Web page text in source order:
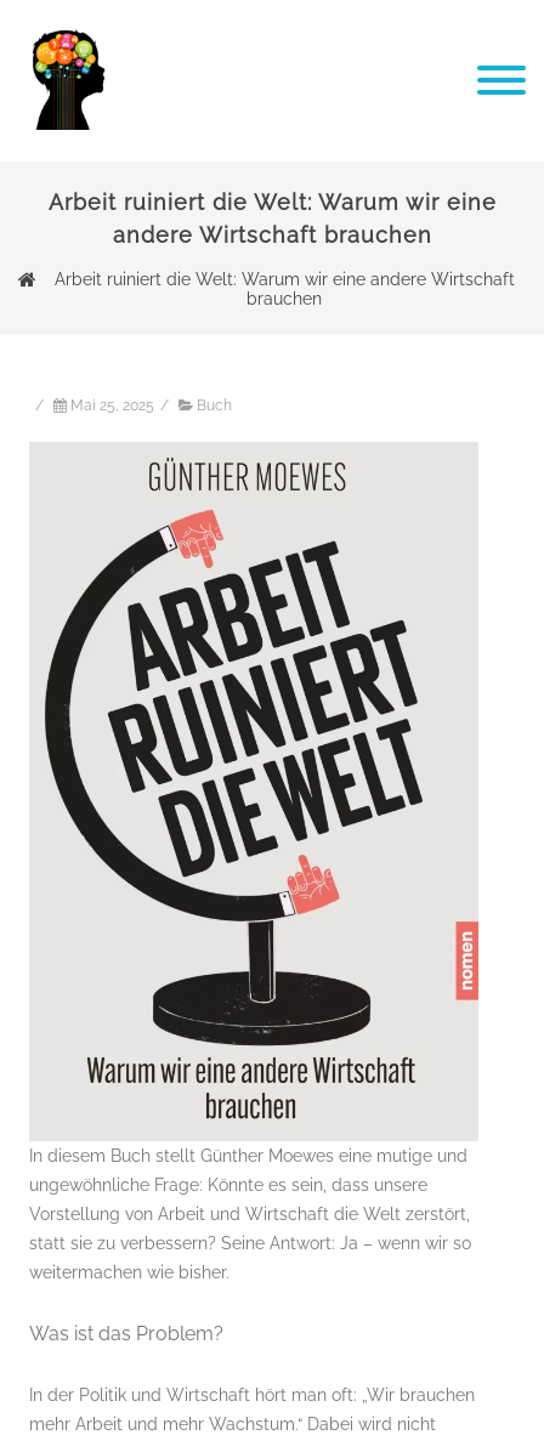
Arbeit ruiniert die Welt: Warum wir eine
andere Wirtschaft brauchen
Arbeit ruiniert die Welt: Warum wir eine andere Wirtschaft
brauchen
/ Mai 25, 2025 / Buch
In diesem Buch stellt Günther Moewes eine mutige und
ungewöhnliche Frage: Könnte es sein, dass unsere
Vorstellung von Arbeit und Wirtschaft die Welt zerstört,
statt sie zu verbessern? Seine Antwort: Ja – wenn wir so
weitermachen wie bisher.
Was ist das Problem?
In der Politik und Wirtschaft hört man oft: „Wir brauchen
mehr Arbeit und mehr Wachstum.“ Dabei wird nicht